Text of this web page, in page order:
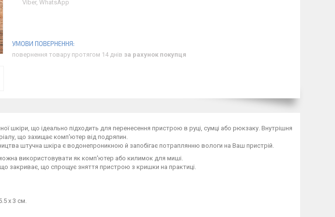
Viber, WhatsApp
повернення товару протягом 14 днів за рахунок покупця
шкіри, що ідеально підходить для перенесення пристрою в руці, сумці або рюкзаку. Внутрішня
що захищає комп'ютер від подряпин.
штучна шкіра є водонепроникною й запобігає потраплянню вологи на Ваш пристрій.
можна використовувати як комп'ютер або килимок для миші.
закриває, що спрощує зняття пристрою з кришки на практиці.
x 3 см.